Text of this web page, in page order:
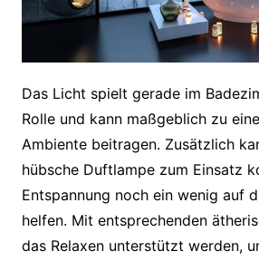
Das Licht spielt gerade im
Rolle und kann maßgeblich zu
Ambiente beitragen. Zusätzlich
hübsche Duftlampe zum Einsatz
Entspannung noch ein wenig auf
helfen. Mit entsprechenden
das Relaxen unterstützt werden,